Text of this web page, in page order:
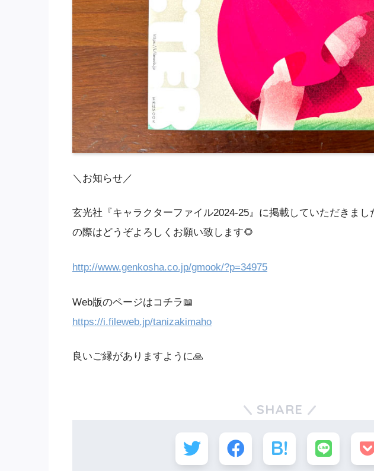
＼お知らせ／
玄光社『キャラクターファイル2024-25』に掲載していただきま
の際はどうぞよろしくお願い致します🌻
http://www.genkosha.co.jp/gmook/?p=34975
Web版のページはコチラ📖
https://i.fileweb.jp/tanizakimaho
良いご縁がありますように🙏
SHARE